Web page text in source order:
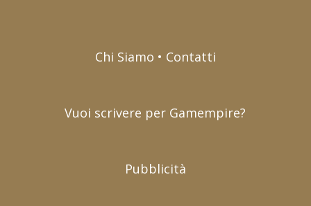
Chi Siamo • Contatti
Vuoi scrivere per Gamempire?
Pubblicità